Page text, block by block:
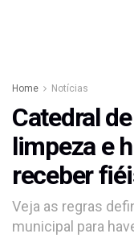
Home Notícias
Catedral
limpeza e
receber
Veja as regras
municipal para